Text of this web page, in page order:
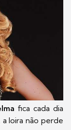
fica cada dia
loira não perde